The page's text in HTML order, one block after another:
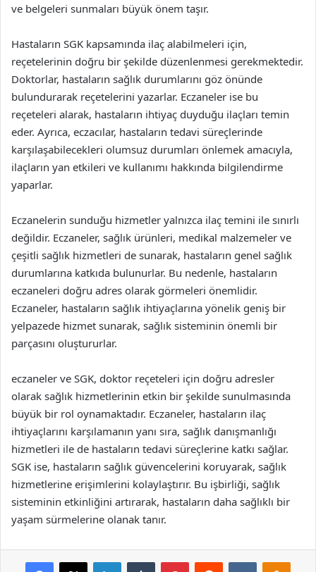
ve belgeleri sunmaları büyük önem taşır.
Hastaların SGK kapsamında ilaç alabilmeleri için,
reçetelerinin doğru bir şekilde düzenlenmesi gerekmektedir.
Doktorlar, hastaların sağlık durumlarını göz önünde
bulundurarak reçetelerini yazarlar. Eczaneler ise bu
reçeteleri alarak, hastaların ihtiyaç duyduğu ilaçları temin
eder. Ayrıca, eczacılar, hastaların tedavi süreçlerinde
karşılaşabilecekleri olumsuz durumları önlemek amacıyla,
ilaçların yan etkileri ve kullanımı hakkında bilgilendirme
yaparlar.
Eczanelerin sunduğu hizmetler yalnızca ilaç temini ile sınırlı
değildir. Eczaneler, sağlık ürünleri, medikal malzemeler ve
çeşitli sağlık hizmetleri de sunarak, hastaların genel sağlık
durumlarına katkıda bulunurlar. Bu nedenle, hastaların
eczaneleri doğru adres olarak görmeleri önemlidir.
Eczaneler, hastaların sağlık ihtiyaçlarına yönelik geniş bir
yelpazede hizmet sunarak, sağlık sisteminin önemli bir
parçasını oluştururlar.
eczaneler ve SGK, doktor reçeteleri için doğru adresler
olarak sağlık hizmetlerinin etkin bir şekilde sunulmasında
büyük bir rol oynamaktadır. Eczaneler, hastaların ilaç
ihtiyaçlarını karşılamanın yanı sıra, sağlık danışmanlığı
hizmetleri ile de hastaların tedavi süreçlerine katkı sağlar.
SGK ise, hastaların sağlık güvencelerini koruyarak, sağlık
hizmetlerine erişimlerini kolaylaştırır. Bu işbirliği, sağlık
sisteminin etkinliğini artırarak, hastaların daha sağlıklı bir
yaşam sürmelerine olanak tanır.
Facebook
X LinkedInTumblr PinterestReddit VKontakte